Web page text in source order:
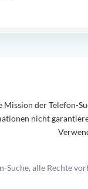
Mission der Telefon-
nicht
alle Rechte